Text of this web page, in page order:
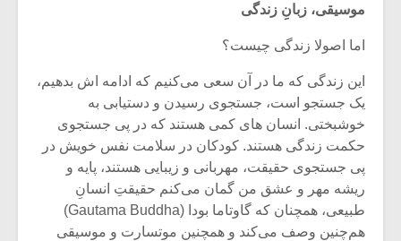
موسیقی، زبانِ زندگی
اما اصولا زندگی چیست؟
این زندگی که ما در آن سعی می‌کنیم که ادامه اش بدهیم،
یک جستجو است، جستجوی رسیدن و دستیابی به
خوشبختی. انسان های کمی هستند که در پی جستجوی
حکمت زندگی هستند. کودکان در سلامت نفس خویش در
پی جستجوی حقیقت، مهربانی و زیبایی هستند، پایه و
ریشه مهر و عشق من گمان می‌کنم حقیقتِ انسانِ
طبیعی، همچنان که گاوتاما بودا (Gautama Buddha)
هم‌چنین وصف می‌کند و همچنین موتسارت و موسیقی
بدنام ترین باش